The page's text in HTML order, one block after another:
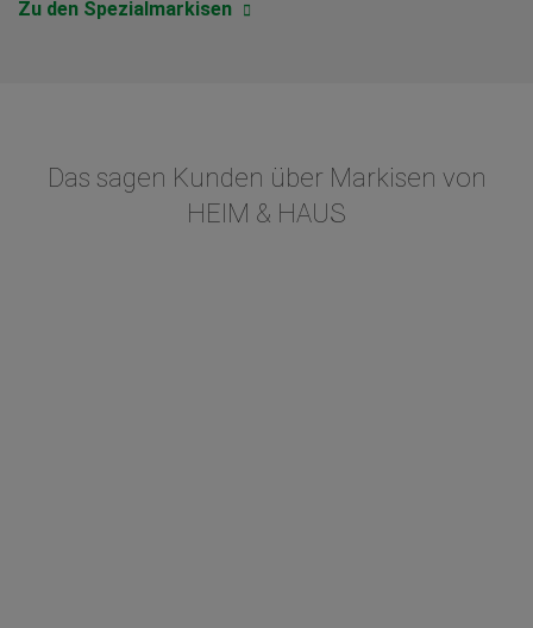
Zu den Spezialmarkisen
Das sagen Kunden über Markisen von
HEIM & HAUS